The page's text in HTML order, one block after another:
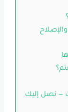
— نصل إليك